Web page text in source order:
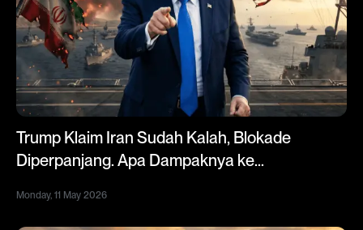
Trump Klaim Iran Sudah Kalah, Blokade
Diperpanjang. Apa Dampaknya ke
Monday, 11 May 2026